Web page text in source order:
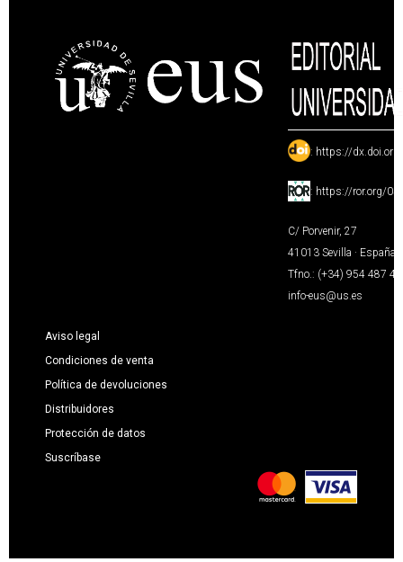
: https://
: https://ror.org/
C/ Porvenir, 27
41013 Sevilla · España
Tfno.: (+34) 954 487
info-eus@us.es
Aviso legal
Condiciones de venta
Política de devoluciones
Distribuidores
Protección de datos
Suscríbase